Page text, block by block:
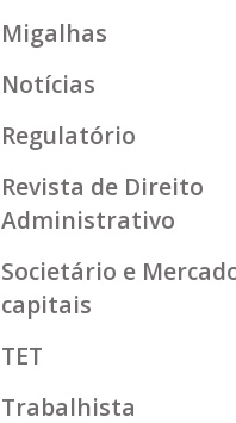
Migalhas
Notícias
Regulatório
Revista de Direito
Administrativo
Societário e
capitais
TET
Trabalhista